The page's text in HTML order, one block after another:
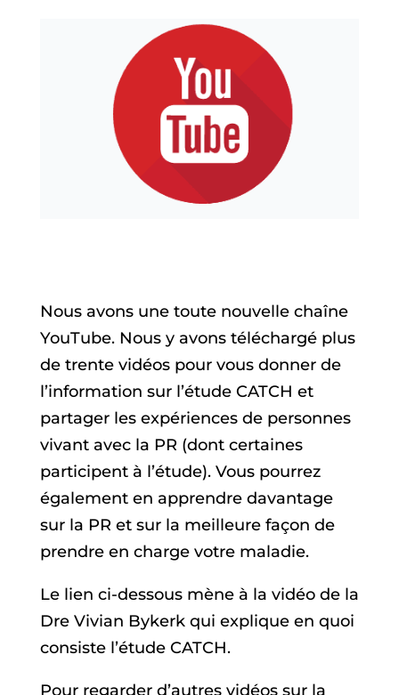
Nous avons une toute nouvelle chaîne
YouTube. Nous y avons téléchargé plus
de trente vidéos pour vous donner de
l’information sur l’étude CATCH et
partager les expériences de personnes
vivant avec la PR (dont certaines
participent à l’étude). Vous pourrez
également en apprendre davantage
sur la PR et sur la meilleure façon de
prendre en charge votre maladie.
Le lien ci-dessous mène à la vidéo de la
Dre Vivian Bykerk qui explique en quoi
consiste l’étude CATCH.
Pour regarder d’autres vidéos sur la